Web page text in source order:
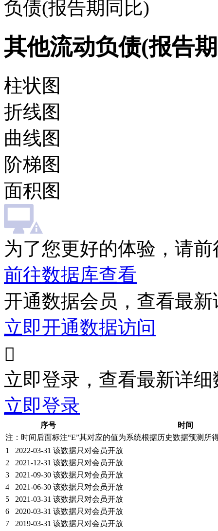
负债(报告期同比)
其他流动负债(报告
柱状图
折线图
曲线图
阶梯图
面积图
为了您更好的体验，请
前往数据库查看
开通数据会员，查看最
立即开通数据访问

立即登录，查看最新详细
立即登录
序号
时间
注：时间后面标注“E”其对应的值为系统根据历史数据预测所
1
2022-03-31 该数据只对会员开放
2
2021-12-31 该数据只对会员开放
3
2021-09-30 该数据只对会员开放
4
2021-06-30 该数据只对会员开放
5
2021-03-31 该数据只对会员开放
6
2020-03-31 该数据只对会员开放
7
2019-03-31 该数据只对会员开放